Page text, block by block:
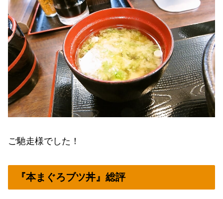
ご馳走様でした！
『本まぐろブツ丼』総評